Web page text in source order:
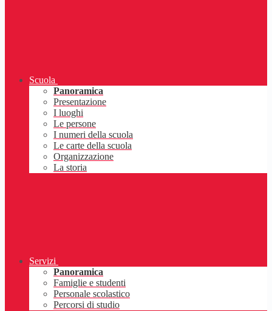
Scuola
Panoramica
Presentazione
I luoghi
Le persone
I numeri della scuola
Le carte della scuola
Organizzazione
La storia
Servizi
Panoramica
Famiglie e studenti
Personale scolastico
Percorsi di studio